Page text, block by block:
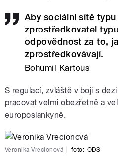
Aby sociální sítě
zprostředkovatel
odpovědnost za to,
zprostředkovávají.
Bohumil Kartous
S regulací, zvláště v boji s
pracovat velmi obezřetně a
europoslankyně.
Veronika Vrecionová foto: ODS